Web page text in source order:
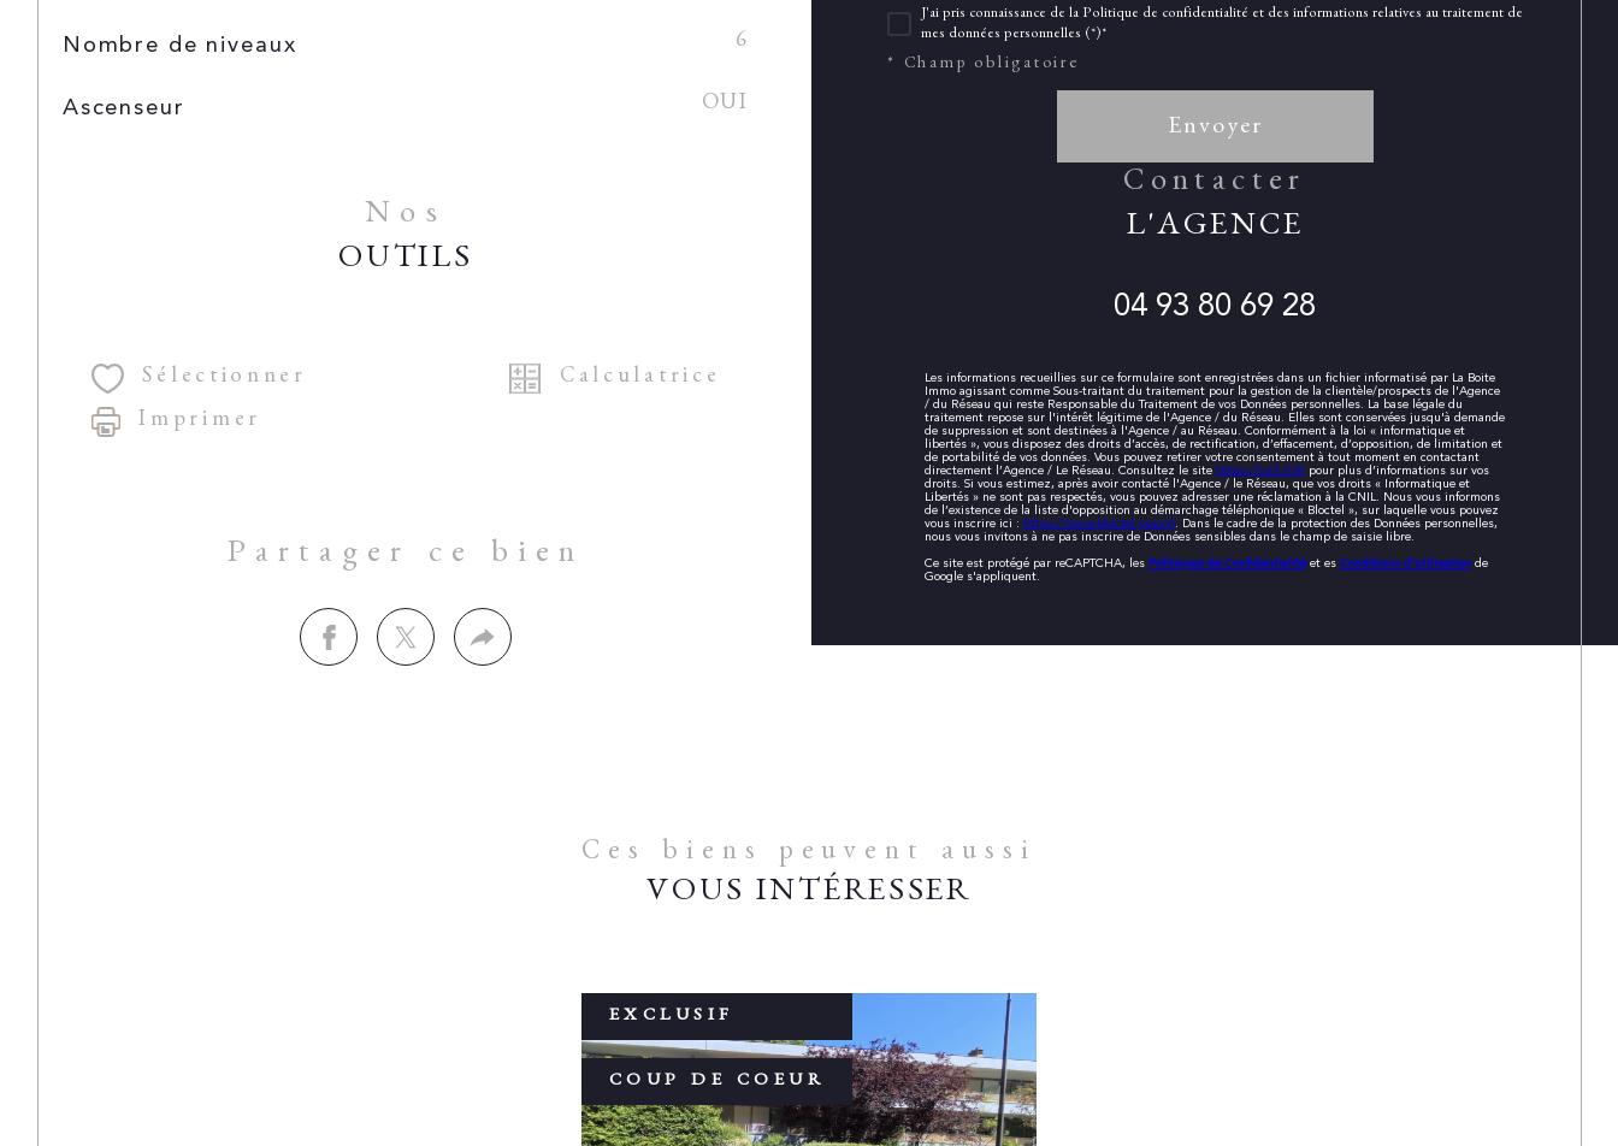
Nombre de niveaux 6
Ascenseur OUI
Nos
OUTILS
Sélectionner
Calculatrice
Imprimer
Partager ce bien
J'ai pris connaissance de la Politique de confidentialité et des informations relatives au traitement de
mes données personnelles (*)*
* Champ obligatoire
Envoyer
contacter
L'AGENCE
04 93 80 69 28
Les informations recueillies sur ce formulaire sont enregistrées dans un fichier informatisé par La Boite
Immo agissant comme Sous-traitant du traitement pour la gestion de la clientèle/prospects de l'Agence
/ du Réseau qui reste Responsable du Traitement de vos Données personnelles. La base légale du
traitement repose sur l'intérêt légitime de l'Agence / du Réseau. Elles sont conservées jusqu'à demande
de suppression et sont destinées à l'Agence / au Réseau. Conformément à la loi « informatique et
libertés », vous disposez des droits d’accès, de rectification, d’effacement, d’opposition, de limitation et
de portabilité de vos données. Vous pouvez retirer votre consentement à tout moment en contactant
directement l’Agence / Le Réseau. Consultez le site https://cnil.fr/frpour plus d’informations sur vos
droits. Si vous estimez, après avoir contacté l'Agence / le Réseau, que vos droits « Informatique et
Libertés » ne sont pas respectés, vous pouvez adresser une réclamation à la CNIL. Nous vous informons
de l’existence de la liste d'opposition au démarchage téléphonique « Bloctel », sur laquelle vous pouvez
vous inscrire ici : https://www.bloctel.gouv.fr. Dans le cadre de la protection des Données personnelles,
nous vous invitons à ne pas inscrire de Données sensibles dans le champ de saisie libre.
Ce site est protégé par reCAPTCHA, les Politiques de Confidentialitéet es Conditions d'utilisationde
Google s'appliquent.
Ces biens peuvent aussi
VOUS INTÉRESSER
EXCLUSIF
COUP DE COEUR